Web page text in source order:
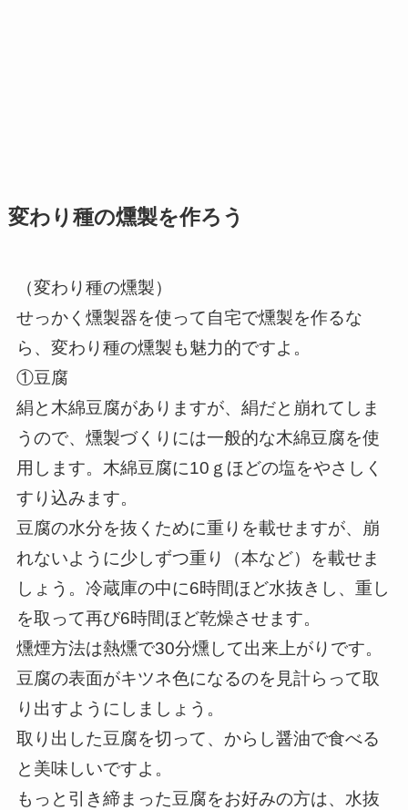
変わり種の燻製を作ろう
（変わり種の燻製）
せっかく燻製器を使って自宅で燻製を作るな
ら、変わり種の燻製も魅力的ですよ。
①豆腐
絹と木綿豆腐がありますが、絹だと崩れてしま
うので、燻製づくりには一般的な木綿豆腐を使
用します。木綿豆腐に10ｇほどの塩をやさしく
すり込みます。
豆腐の水分を抜くために重りを載せますが、崩
れないように少しずつ重り（本など）を載せま
しょう。冷蔵庫の中に6時間ほど水抜きし、重し
を取って再び6時間ほど乾燥させます。
燻煙方法は熱燻で30分燻して出来上がりです。
豆腐の表面がキツネ色になるのを見計らって取
り出すようにしましょう。
取り出した豆腐を切って、からし醤油で食べる
と美味しいですよ。
もっと引き締まった豆腐をお好みの方は、水抜